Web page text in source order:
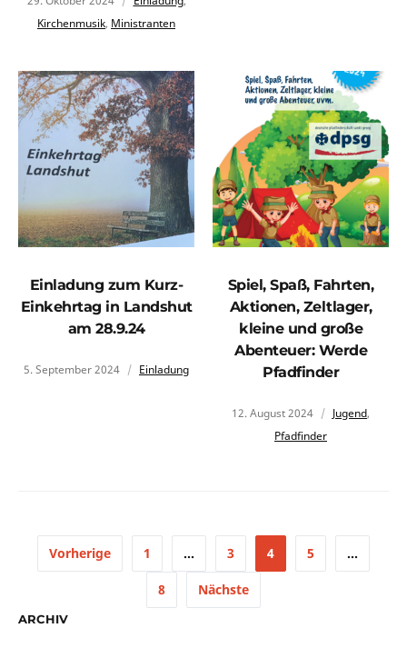
Kirchenmusik, Ministranten
Einladung zum Kurz-
Einkehrtag in Landshut
am 28.9.24
5. September 2024 Einladung
Spiel, Spaß, Fahrten,
Aktionen, Zeltlager,
kleine und große
Abenteuer: Werde
Pfadfinder
12. August 2024 Jugend,
Pfadfinder
Vorherige 1 … 3 4 5 …
8 Nächste
ARCHIV